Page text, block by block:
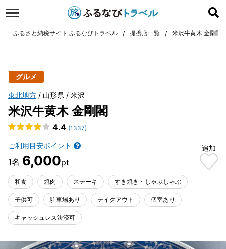
お気に入り
ふるさと納税サイト ふるなびトラベル 提携店一覧 米沢牛黄木 金剛閣
グルメ
東北地方 山形県 米沢
米沢牛黄木 金剛閣
4.4 (1337)
ご利用目安ポイント
6,000
追加
和食 焼肉 ステーキ すき焼き・しゃぶしゃぶ
子供可 駐車場あり テイクアウト 個室あり
キャッシュレス決済可